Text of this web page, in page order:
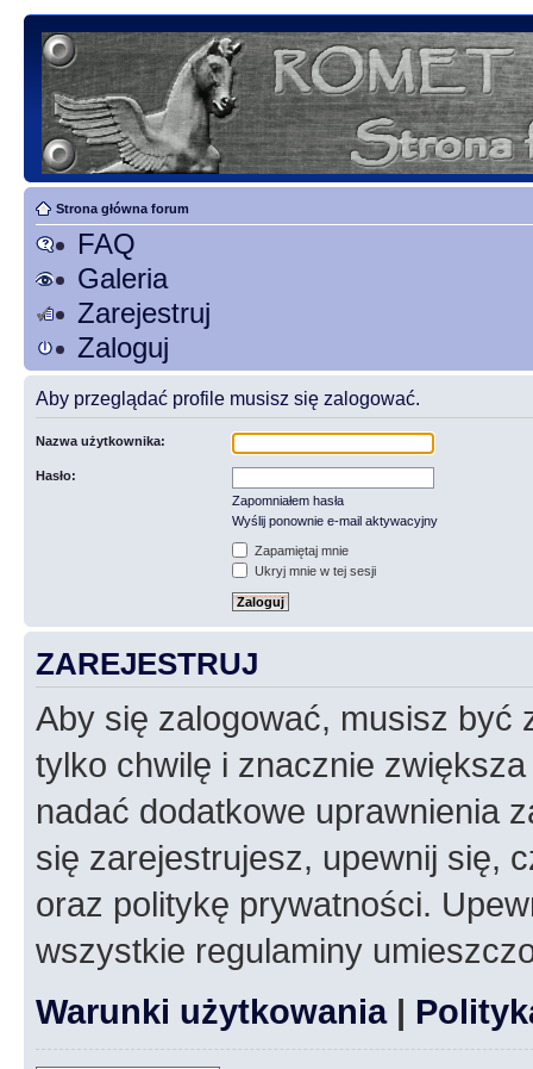
Strona główna forum
FAQ
Galeria
Zarejestruj
Zaloguj
Aby przeglądać profile musisz się zalogować.
Nazwa użytkownika:
Hasło:
Zapomniałem hasła
Wyślij ponownie e-mail aktywacyjny
Zapamiętaj mnie
Ukryj mnie w tej sesji
ZAREJESTRUJ
Aby się zalogować, musisz być
tylko chwilę i znacznie
nadać dodatkowe uprawnienia
się zarejestrujesz, upewnij się,
oraz politykę prywatności.
wszystkie regulaminy
Warunki użytkowania|